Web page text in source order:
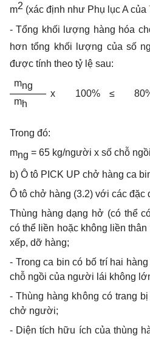
m2 (xác định như Phụ lục A của
- Tổng khối lượng hàng hóa
hơn tổng khối lượng của số
được tính theo tỷ lệ sau:
mng
x 100% ≤
mh
Trong đó:
mng = 65 kg/người x số chỗ
b) Ô tô PICK UP chở hàng ca
Ô tô chở hàng (3.2) với các đặc
Thùng hàng dạng hở (có thể
có thể liền hoặc không liền
xếp, dỡ hàng;
- Trong ca bin có bố trí hai
chỗ ngồi của người lái không
- Thùng hàng không có trang
chở người;
- Diện tích hữu ích của thùng